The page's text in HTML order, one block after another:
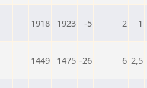
1918 1923 -5 2 1
1449 1475 -26 6 2,5